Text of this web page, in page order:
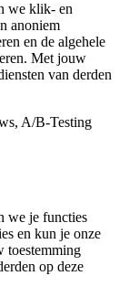
we klik- en
anoniem
en de algehele
Met jouw
van derden
A/B-Testing
we je functies
en kun je onze
toestemming
op deze